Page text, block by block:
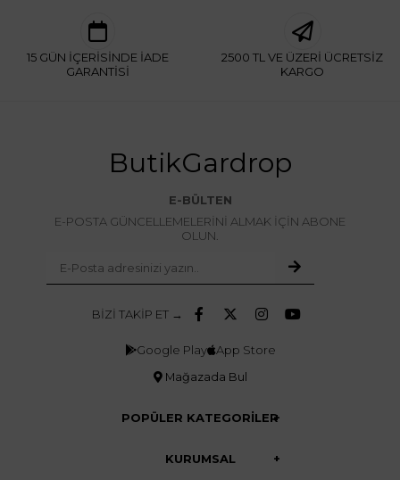
15 GÜN İÇERİSİNDE İADE
GARANTİSİ
2500 TL VE ÜZERİ ÜCRETSİZ
KARGO
ButikGardrop
E-BÜLTEN
E-POSTA GÜNCELLEMELERİNİ ALMAK İÇİN ABONE
OLUN.
BİZİ TAKİP ET →
Google Play App Store
Mağazada Bul
POPÜLER KATEGORİLER
KURUMSAL